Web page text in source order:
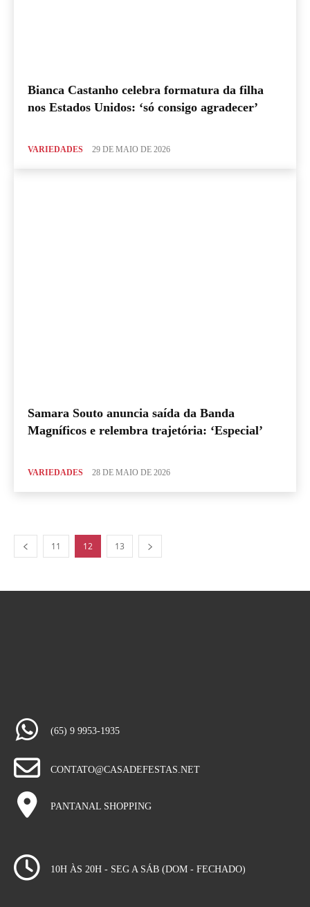
Bianca Castanho celebra formatura da filha
nos Estados Unidos: ‘só consigo agradecer’
VARIEDADES 29 DE MAIO DE 2026
Samara Souto anuncia saída da Banda
Magníficos e relembra trajetória: ‘Especial’
VARIEDADES 28 DE MAIO DE 2026
11 12 13
(65) 9 9953-1935
CONTATO@CASADEFESTAS.NET
PANTANAL SHOPPING
10H ÀS 20H - SEG A SÁB (DOM - FECHADO)